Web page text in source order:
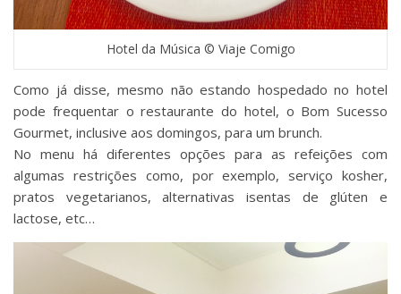
Hotel da Música © Viaje Comigo
Como já disse, mesmo não estando hospedado no hotel
pode frequentar o restaurante do hotel, o Bom Sucesso
Gourmet, inclusive aos domingos, para um brunch.
No menu há diferentes opções para as refeições com
algumas restrições como, por exemplo, serviço kosher,
pratos vegetarianos, alternativas isentas de glúten e
lactose, etc…